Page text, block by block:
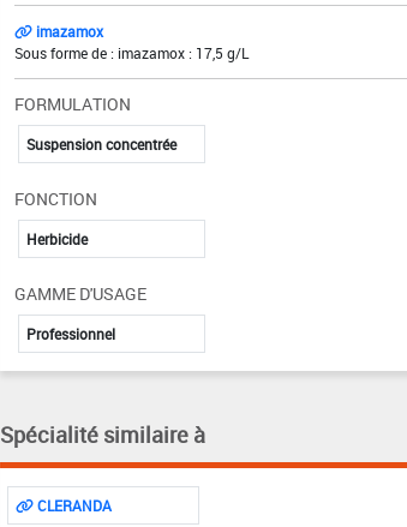
imazamox
Sous forme de : imazamox : 17,5 g/L
FORMULATION
Suspension concentrée
FONCTION
Herbicide
GAMME D'USAGE
Professionnel
Spécialité similaire à
CLERANDA